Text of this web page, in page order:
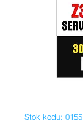
Stok kodu: 0155